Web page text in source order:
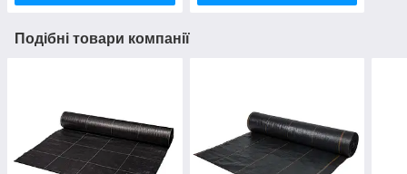
Подібні товари компанії